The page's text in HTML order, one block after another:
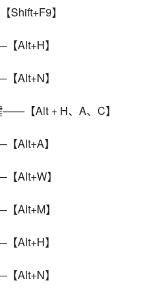
】
Alt+H】
Alt+N】
【Alt + H、A、C】
Alt+A】
Alt+W】
Alt+M】
Alt+H】
Alt+N】